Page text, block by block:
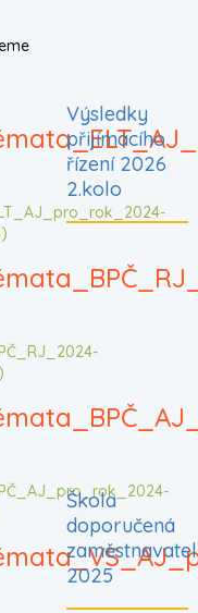
Výsledky
přijímacího
řízení 2026
2.kolo
Škola
doporučená
2025